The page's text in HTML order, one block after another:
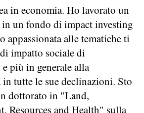
in economia. Ho lavorato un
un fondo di impact investing
appassionata alle tematiche ti
impatto sociale di
più in generale alla
tutte le sue declinazioni. Sto
dottorato in "Land,
Resources and Health" sulla